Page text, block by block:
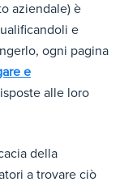
aziendale) è
e
ogni pagina
e
alle loro
della
a trovare ciò